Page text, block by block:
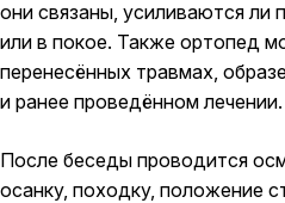
они связаны, усиливаются ли
или в покое. Также ортопед
перенесённых травмах,
и ранее проведённом лечении.
После беседы проводится
осанку, походку, положение